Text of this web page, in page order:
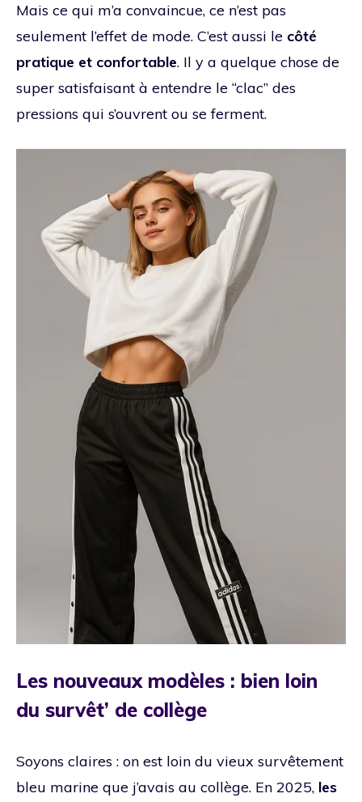
Mais ce qui m’a convaincue, ce n’est pas
seulement l’effet de mode. C’est aussi le côté
pratique et confortable. Il y a quelque chose de
super satisfaisant à entendre le “clac” des
pressions qui s’ouvrent ou se ferment.
Les nouveaux modèles : bien loin
du survêt’ de collège
Soyons claires : on est loin du vieux survêtement
bleu marine que j’avais au collège. En 2025, les